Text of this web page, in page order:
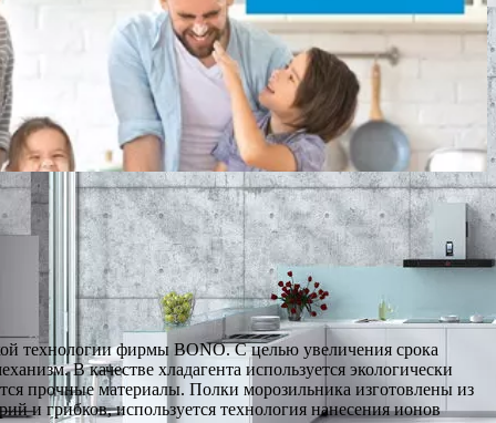
технологии фирмы BONO. С целью увеличения срока
В качестве хладагента используется экологически
прочные материалы. Полки морозильника изготовлены из
и грибков, используется технология нанесения ионов